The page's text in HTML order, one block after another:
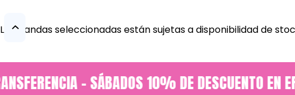
Las viandas seleccionadas están sujetas a disponibilidad de
- SÁBADOS 10% DE DESCUENTO EN